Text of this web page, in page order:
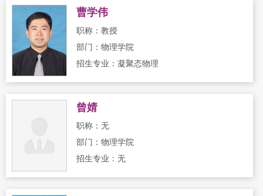
曹学伟
职称：教授
部门：物理学院
招生专业：凝聚态物理
曾婧
职称：无
部门：物理学院
招生专业：无